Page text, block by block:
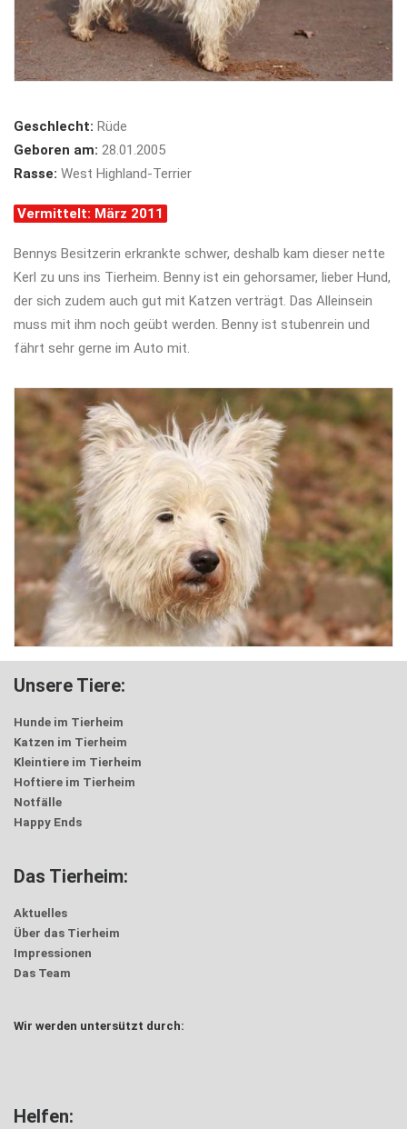
Geschlecht: Rüde
Geboren am: 28.01.2005
Rasse: West Highland-Terrier
Vermittelt: März 2011
Bennys Besitzerin erkrankte schwer, deshalb kam dieser nette
Kerl zu uns ins Tierheim. Benny ist ein gehorsamer, lieber Hund,
der sich zudem auch gut mit Katzen verträgt. Das Alleinsein
muss mit ihm noch geübt werden. Benny ist stubenrein und
fährt sehr gerne im Auto mit.
Unsere Tiere:
Hunde im Tierheim
Katzen im Tierheim
Kleintiere im Tierheim
Hoftiere im Tierheim
Notfälle
Happy Ends
Das Tierheim:
Aktuelles
Über das Tierheim
Impressionen
Das Team
Wir werden untersützt durch:
Helfen: